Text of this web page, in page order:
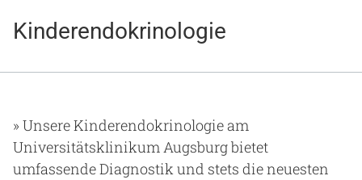
Beruf & Karriere
Kinderendokrinologie
Unsere Kinderendokrinologie am
Universitätsklinikum Augsburg bietet
umfassende Diagnostik und stets die neuesten